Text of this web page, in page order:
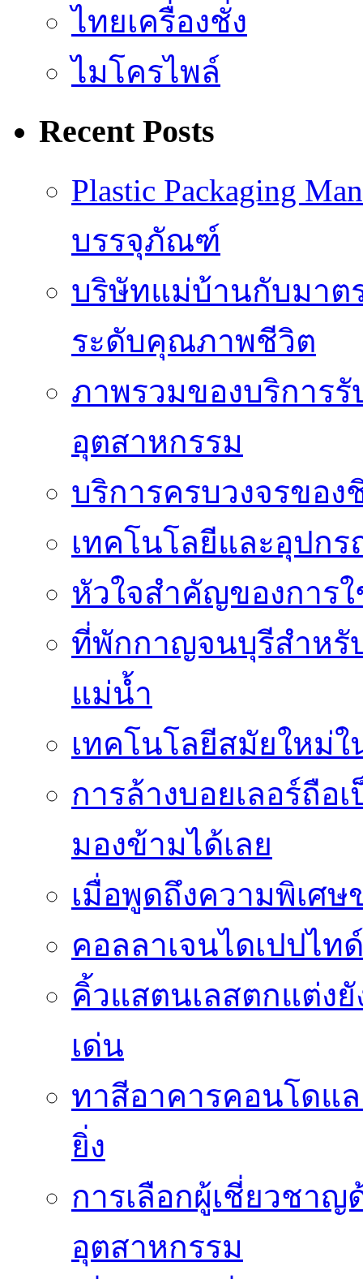
ไทยเครื่องชั่ง
ไมโครไพล์
Recent Posts
Plastic Packaging
บรรจุภัณฑ์
บริษัทแม่บ้านกับมาต
ระดับคุณภาพชีวิต
ภาพรวมของบริการ
อุตสาหกรรม
บริการครบวงจรขอ
เทคโนโลยีและอุปก
หัวใจสำคัญของการ
ที่พักกาญจนบุรีสำหรั
แม่น้ำ
เทคโนโลยีสมัยใหม่ใน
การล้างบอยเลอร์ถื
มองข้ามได้เลย
เมื่อพูดถึงความพิเศษ
คอลลาเจนไดเปปไท
คิ้วแสตนเลสตกแต่ง
เด่น
ทาสีอาคารคอนโดแ
ยิ่ง
การเลือกผู้เชี่ยวชา
อุตสาหกรรม